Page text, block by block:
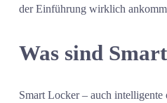
der Einführung wirklich
Was sind
Smart Locker – auch